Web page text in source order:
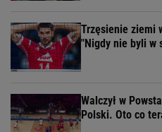
Trzęsienie ziemi
"Nigdy nie byli w
Walczył w
Polski. Oto co